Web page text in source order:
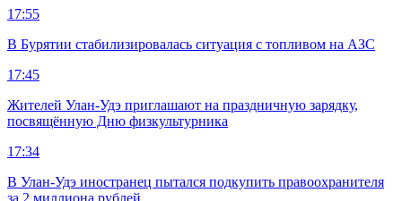
17:55
В Бурятии стабилизировалась ситуация с топливом на АЗС
17:45
Жителей Улан-Удэ приглашают на праздничную зарядку,
посвящённую Дню физкультурника
17:34
В Улан-Удэ иностранец пытался подкупить правоохранителя
за 2 миллиона рублей